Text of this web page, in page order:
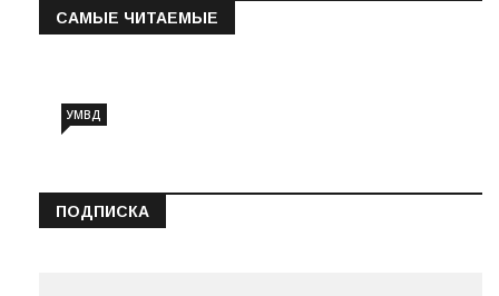
САМЫЕ ЧИТАЕМЫЕ
УМВД
ПОДПИСКА